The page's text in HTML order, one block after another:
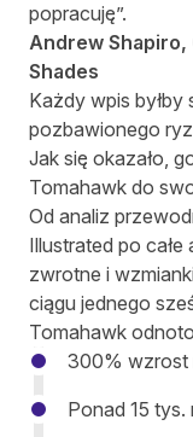
popracuję”.
Andrew Shapiro,
Shades
Każdy wpis byłby
pozbawionego
Jak się okazało,
Tomahawk do
Od analiz
Illustrated po całe
zwrotne i
ciągu jednego
Tomahawk
300% wzrost
Ponad 15